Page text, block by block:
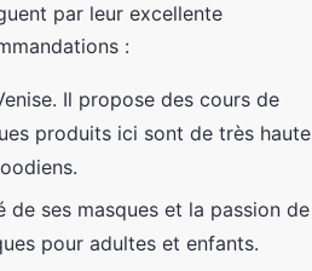
par leur excellente
:
Il propose des cours de
produits ici sont de très haute
ses masques et la passion de
pour adultes et enfants.